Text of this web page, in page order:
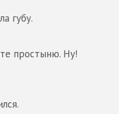
губу.
простыню. Ну!